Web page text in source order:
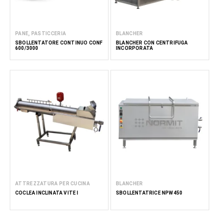
PANE, PASTICCERIA
SBOLLENTATORE CONTINUO CONF
600/3000
BLANCHER
BLANCHER CON CENTRIFUGA
INCORPORATA
ATTREZZATURA PER CUCINA
COCLEA INCLINATA VITE I
BLANCHER
SBOLLENTATRICE NPW450